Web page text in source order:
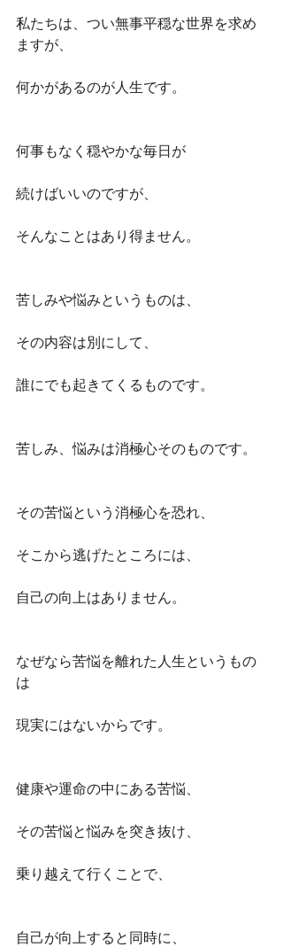
私たちは、つい無事平穏な世界を求め
ますが、
何かがあるのが人生です。
何事もなく穏やかな毎日が
続けばいいのですが、
そんなことはあり得ません。
苦しみや悩みというものは、
その内容は別にして、
誰にでも起きてくるものです。
苦しみ、悩みは消極心そのものです。
その苦悩という消極心を恐れ、
そこから逃げたところには、
自己の向上はありません。
なぜなら苦悩を離れた人生というもの
は
現実にはないからです。
健康や運命の中にある苦悩、
その苦悩と悩みを突き抜け、
乗り越えて行くことで、
自己が向上すると同時に、